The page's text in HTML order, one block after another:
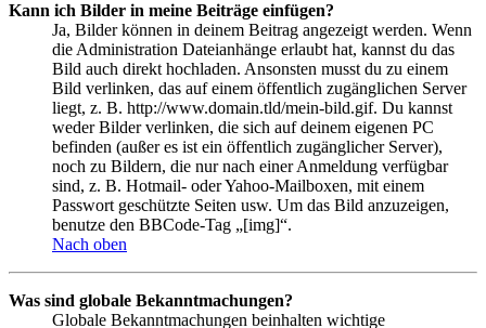
Kann ich Bilder in meine Beiträge einfügen?
Ja, Bilder können in deinem Beitrag angezeigt werden. Wenn
die Administration Dateianhänge erlaubt hat, kannst du das
Bild auch direkt hochladen. Ansonsten musst du zu einem
Bild verlinken, das auf einem öffentlich zugänglichen Server
liegt, z. B. http://www.domain.tld/mein-bild.gif. Du kannst
weder Bilder verlinken, die sich auf deinem eigenen PC
befinden (außer es ist ein öffentlich zugänglicher Server),
noch zu Bildern, die nur nach einer Anmeldung verfügbar
sind, z. B. Hotmail- oder Yahoo-Mailboxen, mit einem
Passwort geschützte Seiten usw. Um das Bild anzuzeigen,
benutze den BBCode-Tag „[img]“.
Nach oben
Was sind globale Bekanntmachungen?
Globale Bekanntmachungen beinhalten wichtige